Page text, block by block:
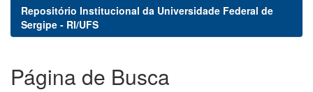
Repositório Institucional da Universidade Federal de
Sergipe - RI/UFS
Página de Busca